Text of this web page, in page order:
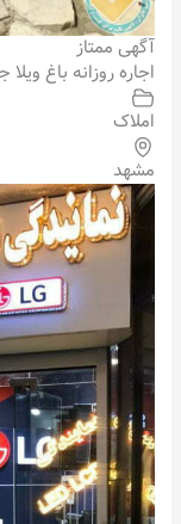
آگهی ممتاز
اجاره روزانه باغ
املاک
مشهد